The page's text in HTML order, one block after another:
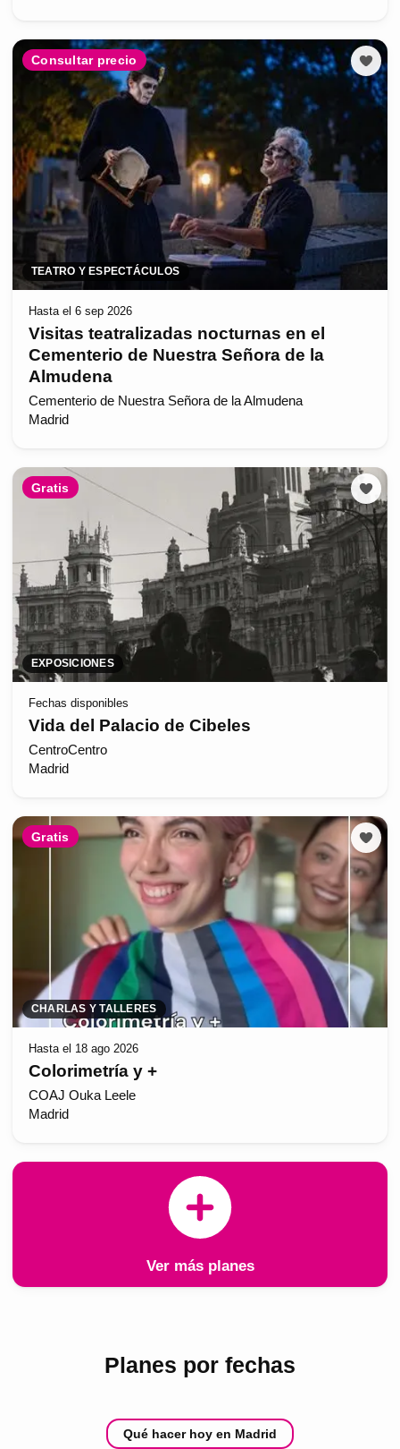
Consultar precio
TEATRO Y ESPECTÁCULOS
Hasta el 6 sep 2026
Visitas teatralizadas nocturnas en el
Cementerio de Nuestra Señora de la
Almudena
Cementerio de Nuestra Señora de la Almudena
Madrid
Gratis
EXPOSICIONES
Fechas disponibles
Vida del Palacio de Cibeles
CentroCentro
Madrid
Gratis
CHARLAS Y TALLERES
Hasta el 18 ago 2026
Colorimetría y +
COAJ Ouka Leele
Madrid
Ver más planes
Planes por fechas
Qué hacer hoy en Madrid